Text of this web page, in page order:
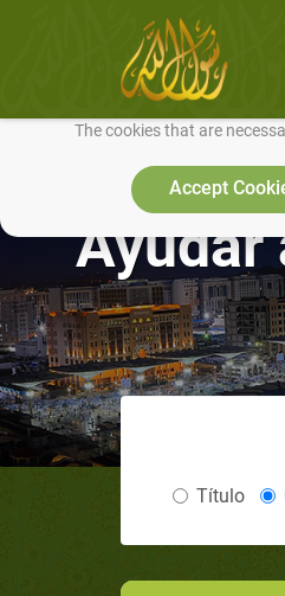
We use cookies to make our site
The cookies that are
Accept
Ayudar
Título